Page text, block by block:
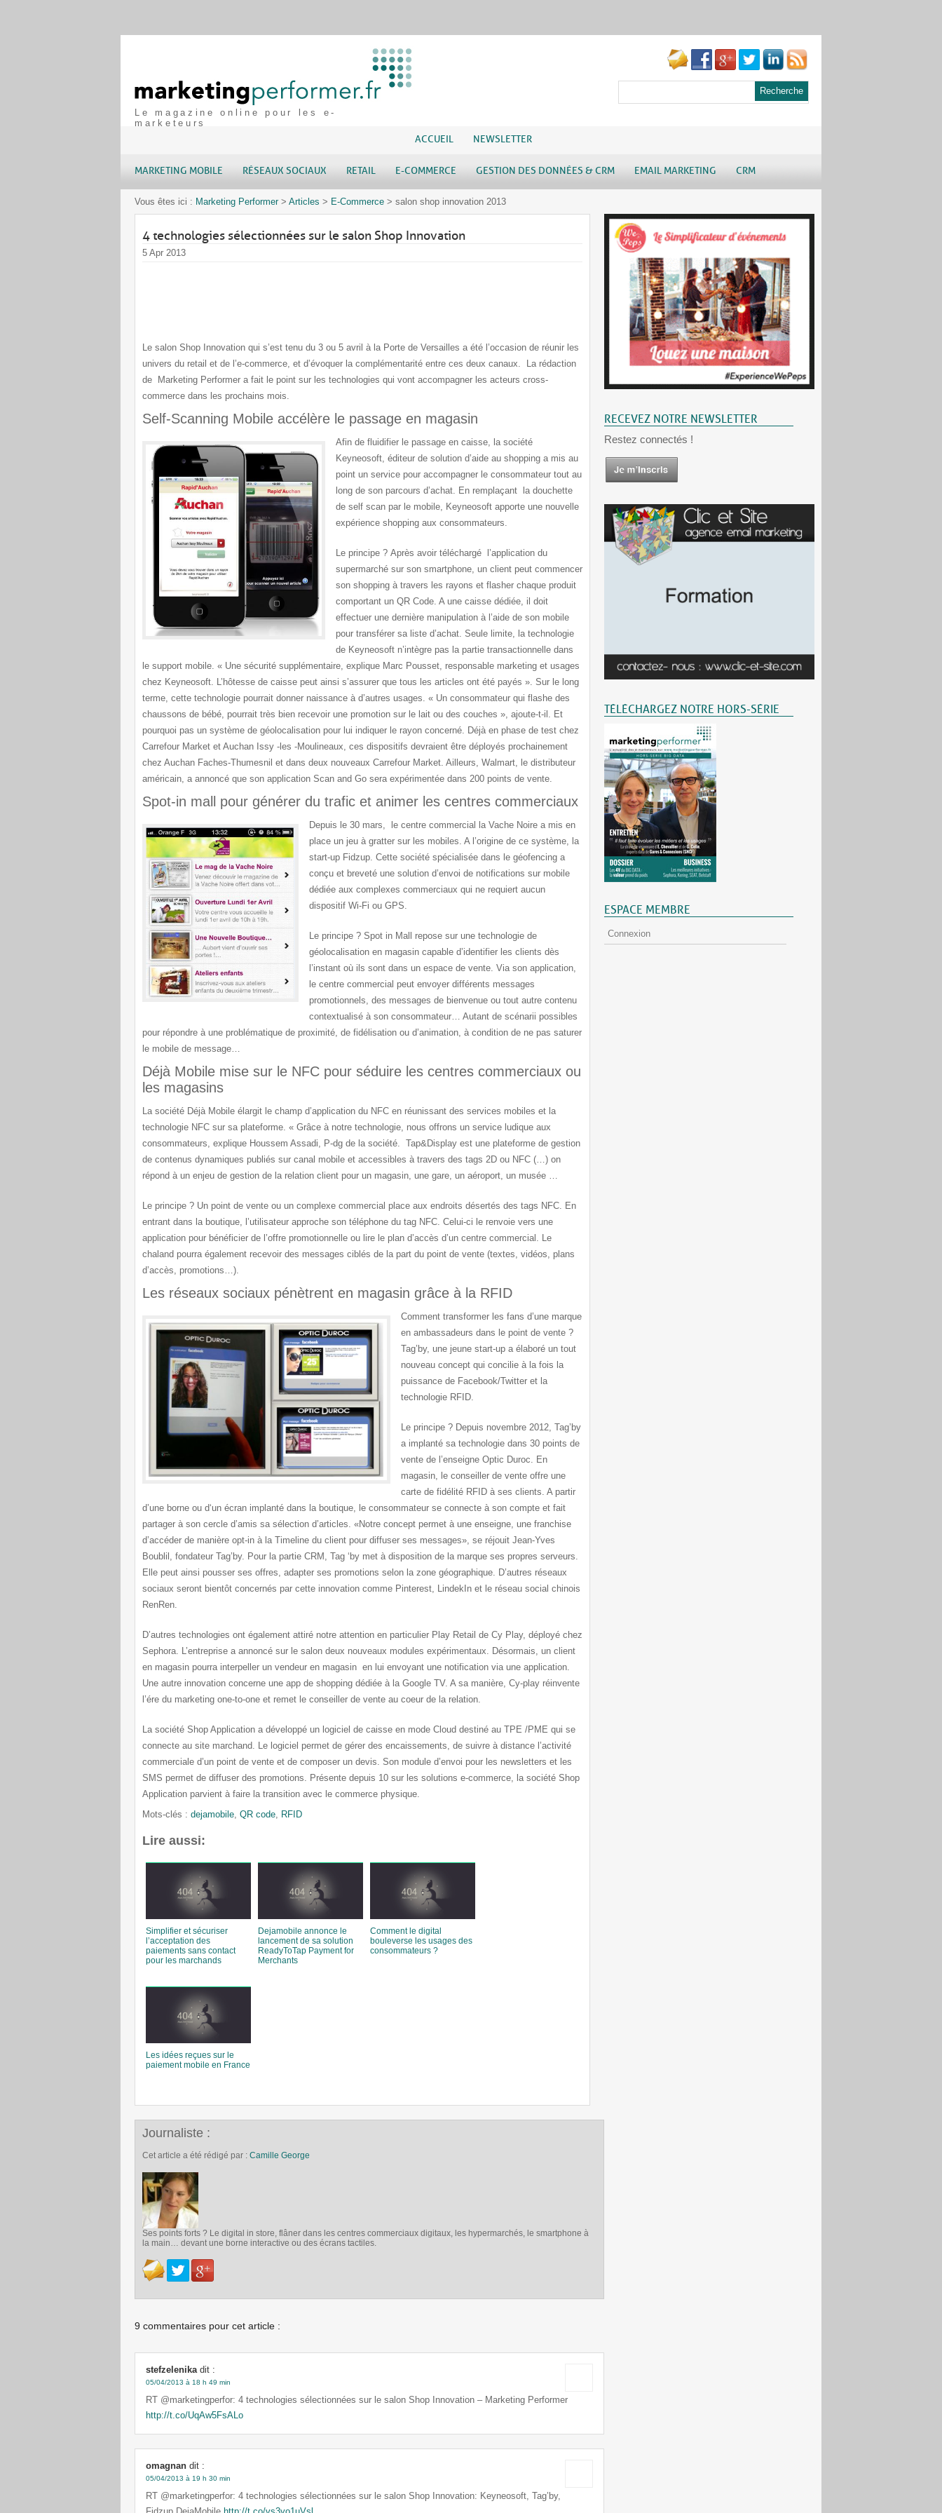
Le magazine online pour les e-
marketeurs
ACCUEIL NEWSLETTER
MARKETING MOBILE RÉSEAUX SOCIAUX RETAIL E-COMMERCE GESTION DES DONNÉES & CRM EMAIL MARKETING CRM
Vous êtes ici : Marketing Performer> Articles > E-Commerce > salon shop innovation 2013
4 technologies sélectionnées sur le salon Shop Innovation
5 Apr 2013
Le salon Shop Innovation qui s’est tenu du 3 ou 5 avril à la Porte de Versailles a été l’occasion de réunir les
univers du retail et de l’e-commerce, et d’évoquer la complémentarité entre ces deux canaux. La rédaction
de Marketing Performer a fait le point sur les technologies qui vont accompagner les acteurs cross-
commerce dans les prochains mois.
Self-Scanning Mobile accélère le passage en magasin
Afin de fluidifier le passage en caisse, la société
Keyneosoft, éditeur de solution d’aide au shopping a mis au
point un service pour accompagner le consommateur tout au
long de son parcours d’achat. En remplaçant la douchette
de self scan par le mobile, Keyneosoft apporte une nouvelle
expérience shopping aux consommateurs.
Le principe ? Après avoir téléchargé l’application du
supermarché sur son smartphone, un client peut commencer
son shopping à travers les rayons et flasher chaque produit
comportant un QR Code. A une caisse dédiée, il doit
effectuer une dernière manipulation à l’aide de son mobile
pour transférer sa liste d’achat. Seule limite, la technologie
de Keyneosoft n’intègre pas la partie transactionnelle dans
le support mobile. « Une sécurité supplémentaire, explique Marc Pousset, responsable marketing et usages
chez Keyneosoft. L’hôtesse de caisse peut ainsi s’assurer que tous les articles ont été payés ». Sur le long
terme, cette technologie pourrait donner naissance à d’autres usages. « Un consommateur qui flashe des
chaussons de bébé, pourrait très bien recevoir une promotion sur le lait ou des couches », ajoute-t-il. Et
pourquoi pas un système de géolocalisation pour lui indiquer le rayon concerné. Déjà en phase de test chez
Carrefour Market et Auchan Issy -les -Moulineaux, ces dispositifs devraient être déployés prochainement
chez Auchan Faches-Thumesnil et dans deux nouveaux Carrefour Market. Ailleurs, Walmart, le distributeur
américain, a annoncé que son application Scan and Go sera expérimentée dans 200 points de vente.
Spot-in mall pour générer du trafic et animer les centres commerciaux
Depuis le 30 mars, le centre commercial la Vache Noire a mis en
place un jeu à gratter sur les mobiles. A l’origine de ce système, la
start-up Fidzup. Cette société spécialisée dans le géofencing a
conçu et breveté une solution d’envoi de notifications sur mobile
dédiée aux complexes commerciaux qui ne requiert aucun
dispositif Wi-Fi ou GPS.
Le principe ? Spot in Mall repose sur une technologie de
géolocalisation en magasin capable d’identifier les clients dès
l’instant où ils sont dans un espace de vente. Via son application,
le centre commercial peut envoyer différents messages
promotionnels, des messages de bienvenue ou tout autre contenu
contextualisé à son consommateur… Autant de scénarii possibles
pour répondre à une problématique de proximité, de fidélisation ou d’animation, à condition de ne pas saturer
le mobile de message…
Déjà Mobile mise sur le NFC pour séduire les centres commerciaux ou
les magasins
La société Déjà Mobile élargit le champ d’application du NFC en réunissant des services mobiles et la
technologie NFC sur sa plateforme. « Grâce à notre technologie, nous offrons un service ludique aux
consommateurs, explique Houssem Assadi, P-dg de la société. Tap&Display est une plateforme de gestion
de contenus dynamiques publiés sur canal mobile et accessibles à travers des tags 2D ou NFC (…) on
répond à un enjeu de gestion de la relation client pour un magasin, une gare, un aéroport, un musée …
Le principe ? Un point de vente ou un complexe commercial place aux endroits désertés des tags NFC. En
entrant dans la boutique, l’utilisateur approche son téléphone du tag NFC. Celui-ci le renvoie vers une
application pour bénéficier de l’offre promotionnelle ou lire le plan d’accès d’un centre commercial. Le
chaland pourra également recevoir des messages ciblés de la part du point de vente (textes, vidéos, plans
d’accès, promotions…).
Les réseaux sociaux pénètrent en magasin grâce à la RFID
Comment transformer les fans d’une marque
en ambassadeurs dans le point de vente ?
Tag’by, une jeune start-up a élaboré un tout
nouveau concept qui concilie à la fois la
puissance de Facebook/Twitter et la
technologie RFID.
Le principe ? Depuis novembre 2012, Tag’by
a implanté sa technologie dans 30 points de
vente de l’enseigne Optic Duroc. En
magasin, le conseiller de vente offre une
carte de fidélité RFID à ses clients. A partir
d’une borne ou d‘un écran implanté dans la boutique, le consommateur se connecte à son compte et fait
partager à son cercle d’amis sa sélection d’articles. «Notre concept permet à une enseigne, une franchise
d’accéder de manière opt-in à la Timeline du client pour diffuser ses messages», se réjouit Jean-Yves
Boublil, fondateur Tag’by. Pour la partie CRM, Tag ‘by met à disposition de la marque ses propres serveurs.
Elle peut ainsi pousser ses offres, adapter ses promotions selon la zone géographique. D’autres réseaux
sociaux seront bientôt concernés par cette innovation comme Pinterest, LindekIn et le réseau social chinois
RenRen.
D’autres technologies ont également attiré notre attention en particulier Play Retail de Cy Play, déployé chez
Sephora. L’entreprise a annoncé sur le salon deux nouveaux modules expérimentaux. Désormais, un client
en magasin pourra interpeller un vendeur en magasin en lui envoyant une notification via une application.
Une autre innovation concerne une app de shopping dédiée à la Google TV. A sa manière, Cy-play réinvente
l’ére du marketing one-to-one et remet le conseiller de vente au coeur de la relation.
La société Shop Application a développé un logiciel de caisse en mode Cloud destiné au TPE /PME qui se
connecte au site marchand. Le logiciel permet de gérer des encaissements, de suivre à distance l’activité
commerciale d’un point de vente et de composer un devis. Son module d’envoi pour les newsletters et les
SMS permet de diffuser des promotions. Présente depuis 10 sur les solutions e-commerce, la société Shop
Application parvient à faire la transition avec le commerce physique.
Mots-clés : dejamobile, QR code, RFID
Lire aussi:
Simplifier et sécuriser
l’acceptation des
paiements sans contact
pour les marchands
Dejamobile annonce le
lancement de sa solution
ReadyToTap Payment for
Merchants
Comment le digital
bouleverse les usages des
consommateurs ?
Les idées reçues sur le
paiement mobile en France
Journaliste :
Cet article a été rédigé par : Camille George
Ses points forts ? Le digital in store, flâner dans les centres commerciaux digitaux, les hypermarchés, le smartphone à
la main… devant une borne interactive ou des écrans tactiles.
9 commentaires pour cet article :
stefzelenika dit :
05/04/2013 à 18 h 49 min
RT @marketingperfor: 4 technologies sélectionnées sur le salon Shop Innovation – Marketing Performer
http://t.co/UqAw5FsALo
omagnan dit :
05/04/2013 à 19 h 30 min
RT @marketingperfor: 4 technologies sélectionnées sur le salon Shop Innovation: Keyneosoft, Tag’by,
RECEVEZ NOTRE NEWSLETTER
Restez connectés !
TÉLÉCHARGEZ NOTRE HORS-SÉRIE
ESPACE MEMBRE
Connexion